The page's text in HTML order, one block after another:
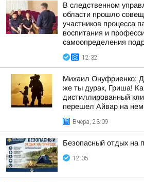
В следственном
области прошло
участников процесса
воспитания и
самоопределения
12:32
Михаил Онуфриенко:
же ты дурак, Гриша!
дистиллированный
перешел Айвар на
Вчера, 23:09
Безопасный отдых на
12:05